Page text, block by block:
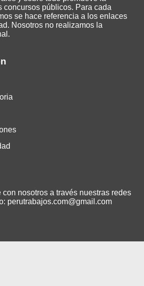
con nosotros a través nuestras redes
perutrabajos.com@gmail.com
concursos públicos. Para cada
se hace referencia a los enlaces
Nosotros no realizamos la